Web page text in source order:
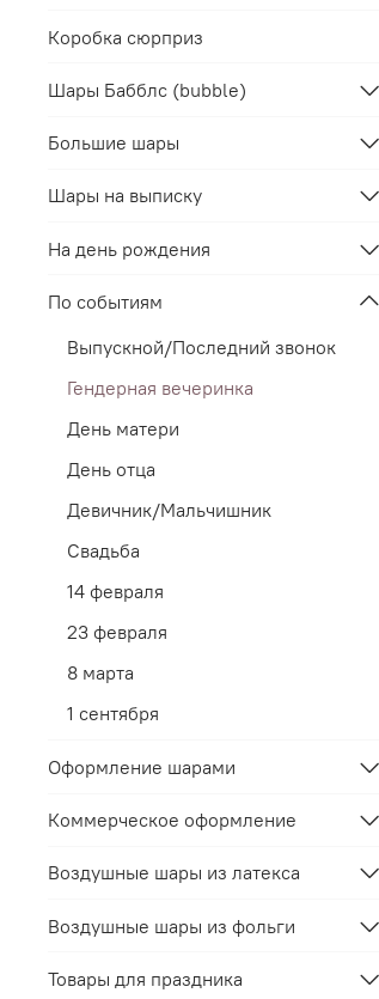
Коробка сюрприз
Шары Бабблс (bubble)
Большие шары
Шары на выписку
На день рождения
По событиям
Выпускной/Последний звонок
Гендерная вечеринка
День матери
День отца
Девичник/Мальчишник
Свадьба
14 февраля
23 февраля
8 марта
1 сентября
Оформление шарами
Коммерческое оформление
Воздушные шары из латекса
Воздушные шары из фольги
Товары для праздника